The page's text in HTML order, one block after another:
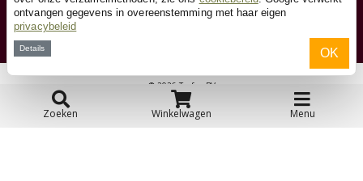
Zoeken Winkelwagen Menu
Facebook
Instagram
© 2026 Toyfan BV
Disclaimer
ontvangen gegevens in overeenstemming met haar eigen
privacybeleid
Details OK